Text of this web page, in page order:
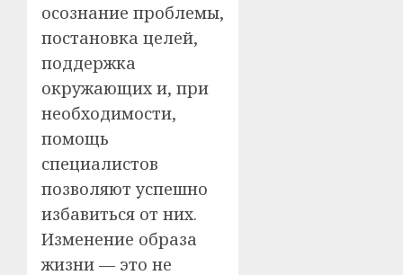
осознание проблемы,
постановка целей,
поддержка
окружающих и, при
необходимости,
помощь
специалистов
позволяют успешно
избавиться от них.
Изменение образа
жизни — это не